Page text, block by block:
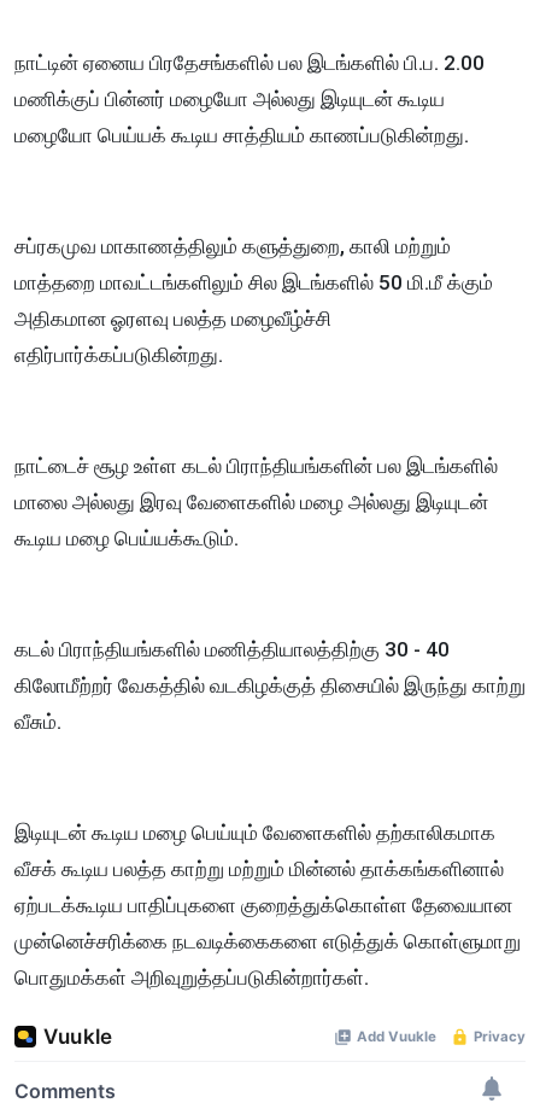
நாட்டின் ஏனைய பிரதேசங்களில் பல இடங்களில் பி.ப. 2.00
மணிக்குப் பின்னர் மழையோ அல்லது இடியுடன் கூடிய
மழையோ பெய்யக் கூடிய சாத்தியம் காணப்படுகின்றது.
சப்ரகமுவ மாகாணத்திலும் களுத்துறை, காலி மற்றும்
மாத்தறை மாவட்டங்களிலும் சில இடங்களில் 50 மி.மீ க்கும்
அதிகமான ஓரளவு பலத்த மழைவீழ்ச்சி
எதிர்பார்க்கப்படுகின்றது.
நாட்டைச் சூழ உள்ள கடல் பிராந்தியங்களின் பல இடங்களில்
மாலை அல்லது இரவு வேளைகளில் மழை அல்லது இடியுடன்
கூடிய மழை பெய்யக்கூடும்.
கடல் பிராந்தியங்களில் மணித்தியாலத்திற்கு 30 - 40
கிலோமீற்றர் வேகத்தில் வடகிழக்குத் திசையில் இருந்து காற்று
வீசும்.
இடியுடன் கூடிய மழை பெய்யும் வேளைகளில் தற்காலிகமாக
வீசக் கூடிய பலத்த காற்று மற்றும் மின்னல் தாக்கங்களினால்
ஏற்படக்கூடிய பாதிப்புகளை குறைத்துக்கொள்ள தேவையான
முன்னெச்சரிக்கை நடவடிக்கைகளை எடுத்துக் கொள்ளுமாறு
பொதுமக்கள் அறிவுறுத்தப்படுகின்றார்கள்.